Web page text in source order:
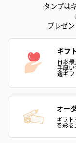
ハンドタオル・ハ
ハンドタオル・ハン
花束ハンドタオル（ピ
タンプは
プレゼ
ギフ
日本
手厚
選ギフ
オー
ギフト
を彩る